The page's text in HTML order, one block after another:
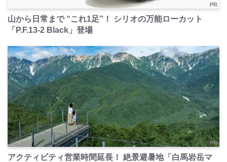
PR
山から日常まで “これ1足”！ シリオの万能ローカット
「P.F.13-2 Black」登場
PR
アクティビティ営業時間延長！ 絶景避暑地「白馬岩岳マ